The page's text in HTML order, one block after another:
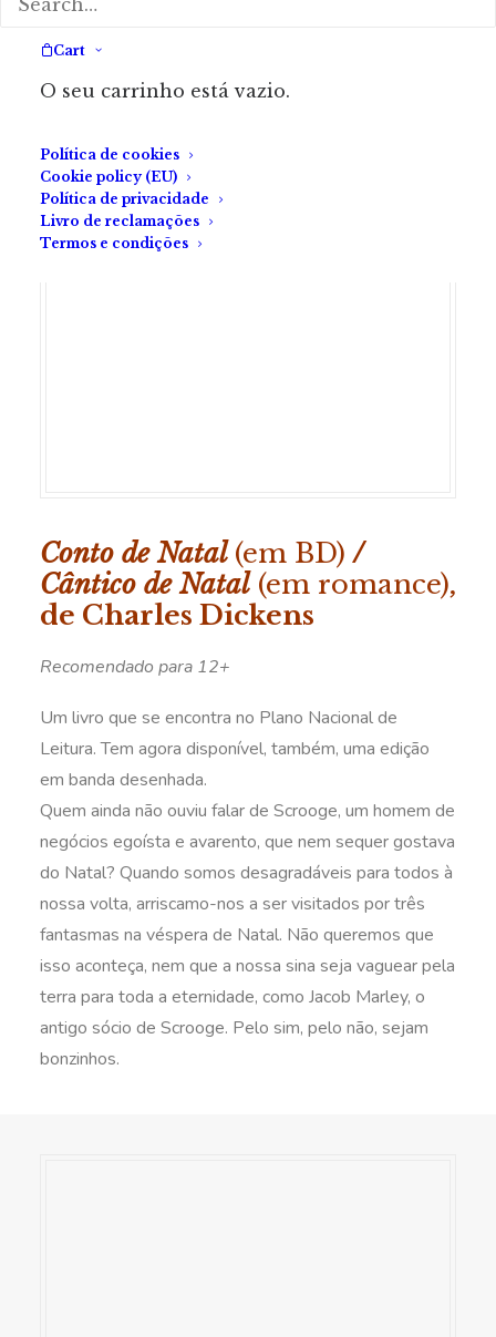
Cart
O seu carrinho está vazio.
Política de cookies
Cookie policy (EU)
Política de privacidade
Livro de reclamações
Termos e condições
Conto de Natal (em BD) /
Cântico de Natal (em romance),
de Charles Dickens
Recomendado para 12+
Um livro que se encontra no Plano Nacional de
Leitura. Tem agora disponível, também, uma edição
em banda desenhada.
Quem ainda não ouviu falar de Scrooge, um homem de
negócios egoísta e avarento, que nem sequer gostava
do Natal? Quando somos desagradáveis para todos à
nossa volta, arriscamo-nos a ser visitados por três
fantasmas na véspera de Natal. Não queremos que
isso aconteça, nem que a nossa sina seja vaguear pela
terra para toda a eternidade, como Jacob Marley, o
antigo sócio de Scrooge. Pelo sim, pelo não, sejam
bonzinhos.